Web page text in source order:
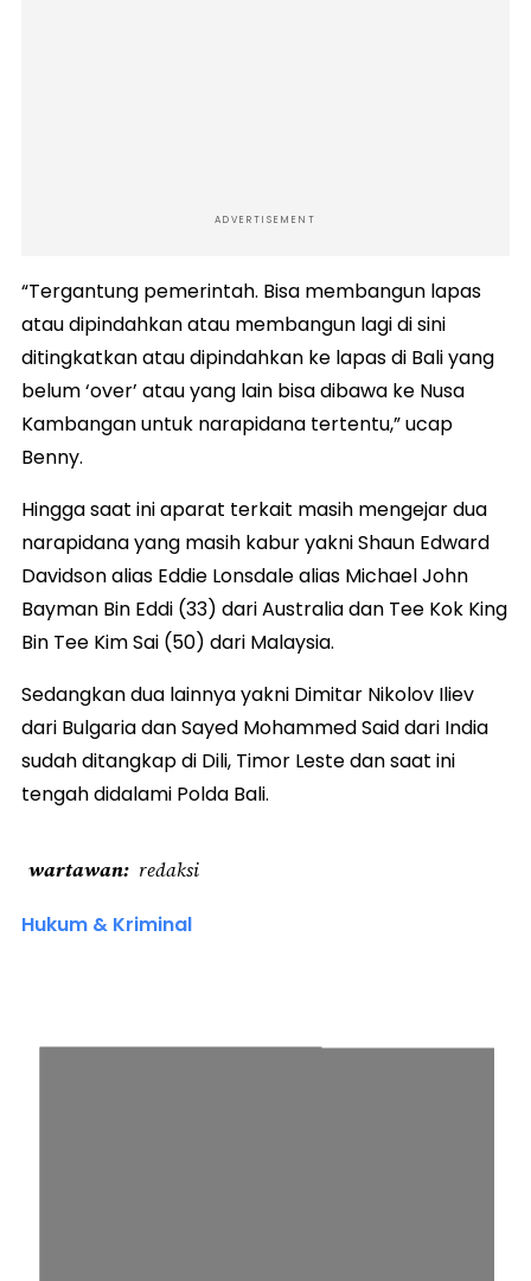
ADVERTISEMENT
“Tergantung pemerintah. Bisa membangun lapas
atau dipindahkan atau membangun lagi di sini
ditingkatkan atau dipindahkan ke lapas di Bali yang
belum ‘over’ atau yang lain bisa dibawa ke Nusa
Kambangan untuk narapidana tertentu,” ucap
Benny.
Hingga saat ini aparat terkait masih mengejar dua
narapidana yang masih kabur yakni Shaun Edward
Davidson alias Eddie Lonsdale alias Michael John
Bayman Bin Eddi (33) dari Australia dan Tee Kok King
Bin Tee Kim Sai (50) dari Malaysia.
Sedangkan dua lainnya yakni Dimitar Nikolov Iliev
dari Bulgaria dan Sayed Mohammed Said dari India
sudah ditangkap di Dili, Timor Leste dan saat ini
tengah didalami Polda Bali.
wartawan redaksi
Hukum & Kriminal